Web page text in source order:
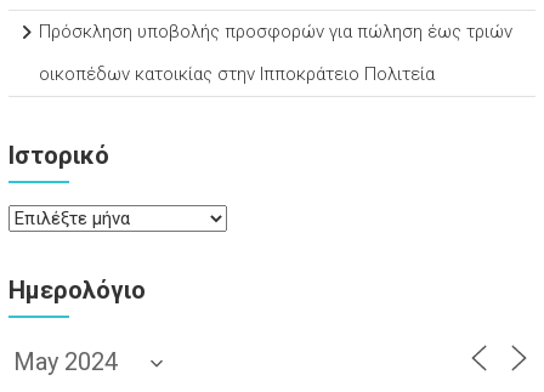
Πρόσκληση υποβολής προσφορών για πώληση έως τριών
οικοπέδων κατοικίας στην Ιπποκράτειο Πολιτεία
Ιστορικό
Ιστορικό
Ημερολόγιο